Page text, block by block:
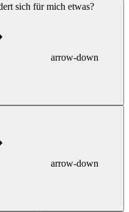
sich für mich etwas?
arrow-down
arrow-down